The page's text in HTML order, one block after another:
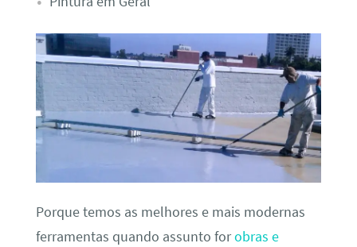
Porque temos as melhores e mais modernas
ferramentas quando assunto forobras e